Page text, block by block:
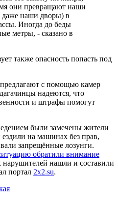
они превращают наши
наши дворы) в
Иногда до беды
метры, - сказано в
также опасность попасть под
с помощью камер
надеются, что
и штрафы помогут
были замечены жители
на машинах без прав,
запрещённые лозунги.
обратили внимание
нарушителей нашли и составили
портал 2x2.su.